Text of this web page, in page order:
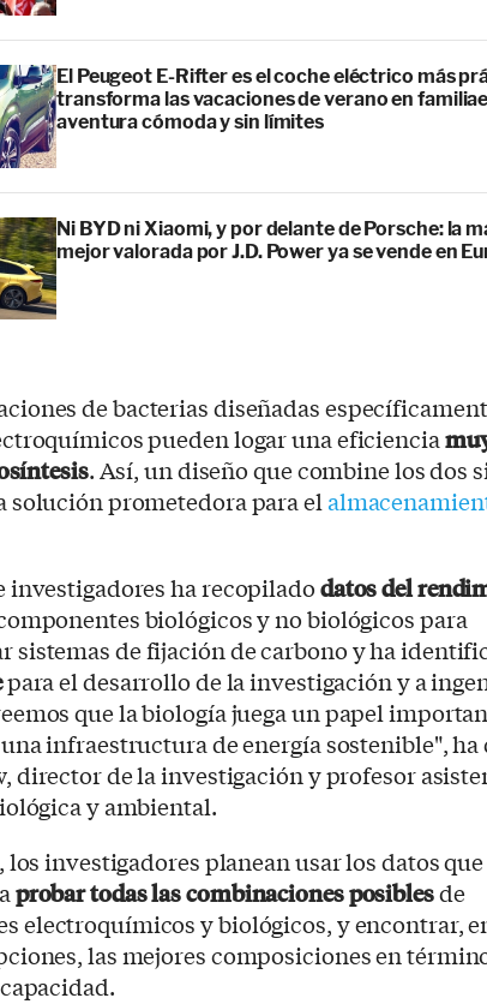
El Peugeot E-Rifter es el coche eléctrico más
transforma las vacaciones de verano en
aventura cómoda y sin límites
Ni BYD ni Xiaomi, y por delante de Porsche: la
mejor valorada por J.D. Power ya se vende en
de bacterias diseñadas
pueden logar una eficiencia
. Así, un diseño que combine los dos
solución prometedora para el
investigadores ha recopiladodatos del
biológicos y no biológicos para
sistemas de fijación de carbono y ha
para el desarrollo de la investigación y a
que la biología juega un papel
infraestructura de energía sostenible", ha
director de la investigación y profesor
y ambiental.
investigadores planean usar los datos
probar todas las combinaciones posiblesde
electroquímicos y biológicos, y encontrar,
las mejores composiciones en